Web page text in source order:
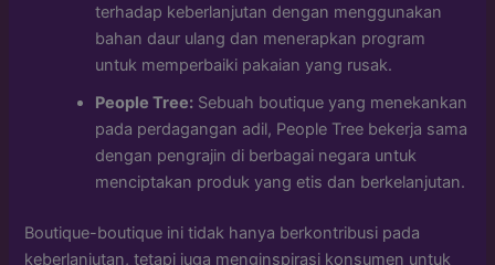
terhadap keberlanjutan dengan menggunakan
bahan daur ulang dan menerapkan program
untuk memperbaiki pakaian yang rusak.
People Tree: Sebuah boutique yang menekankan
pada perdagangan adil, People Tree bekerja sama
dengan pengrajin di berbagai negara untuk
menciptakan produk yang etis dan berkelanjutan.
Boutique-boutique ini tidak hanya berkontribusi pada
keberlanjutan, tetapi juga menginspirasi konsumen untuk